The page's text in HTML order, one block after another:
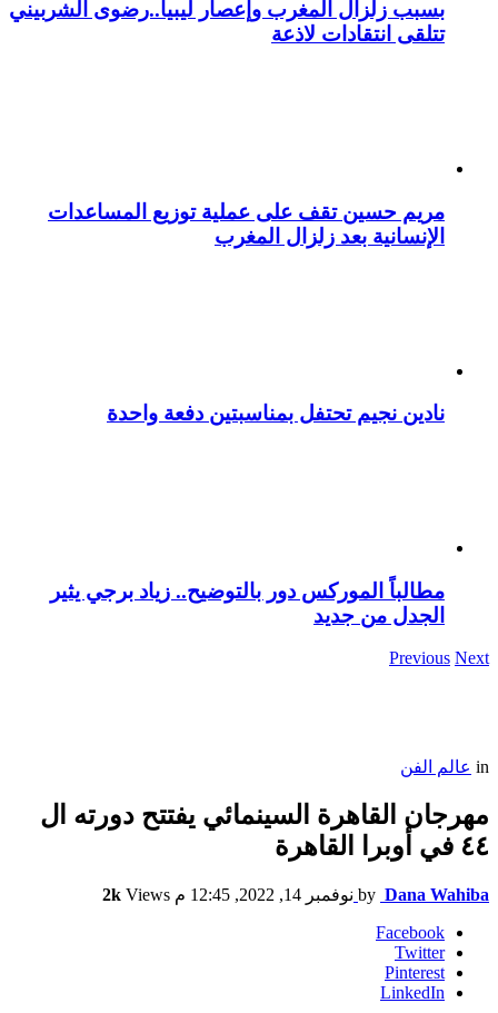
بسبب زلزال المغرب وإعصار ليبيا..رضوى الشربيني
تتلقى انتقادات لاذعة
مريم حسين تقف على عملية توزيع المساعدات
الإنسانية بعد زلزال المغرب
نادين نجيم تحتفل بمناسبتين دفعة واحدة
مطالباً الموركس دور بالتوضيح.. زياد برجي يثير
الجدل من جديد
Previous Next
in عالم الفن
مهرجان القاهرة السينمائي يفتتح دورته ال
٤٤ في أوبرا القاهرة
by Dana Wahiba نوفمبر 14, 2022, 12:45 م 2k Views
Facebook
Twitter
Pinterest
LinkedIn